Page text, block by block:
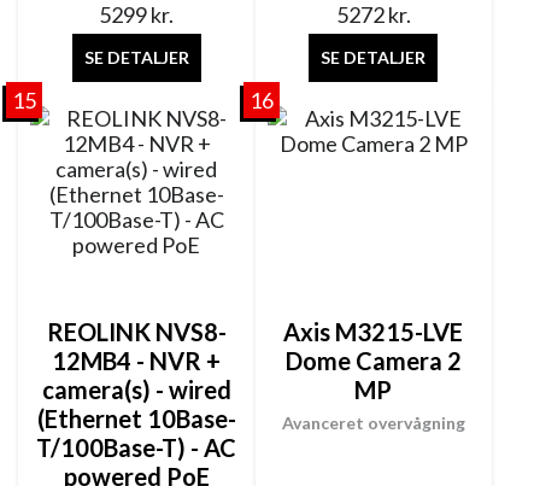
5299kr.
SE DETALJER
5272kr.
SE DETALJER
15
REOLINK NVS8-
12MB4 - NVR +
camera(s) - wired
(Ethernet 10Base-
T/100Base-T) - AC
powered PoE
16
Avanceret overvågning
Axis M3215-LVE
Dome Camera 2
MP